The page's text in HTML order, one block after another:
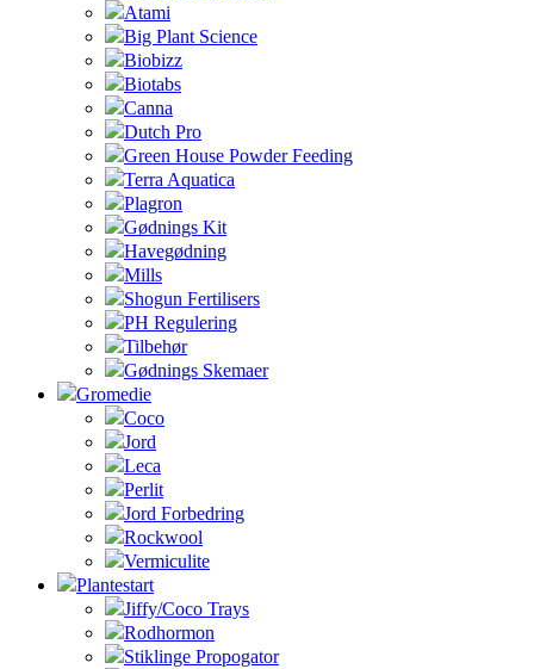
Atami
Big Plant Science
Biobizz
Biotabs
Canna
Dutch Pro
Green House Powder Feeding
Terra Aquatica
Plagron
Gødnings Kit
Havegødning
Mills
Shogun Fertilisers
PH Regulering
Tilbehør
Gødnings Skemaer
Gromedie
Coco
Jord
Leca
Perlit
Jord Forbedring
Rockwool
Vermiculite
Plantestart
Jiffy/Coco Trays
Rodhormon
Stiklinge Propogator